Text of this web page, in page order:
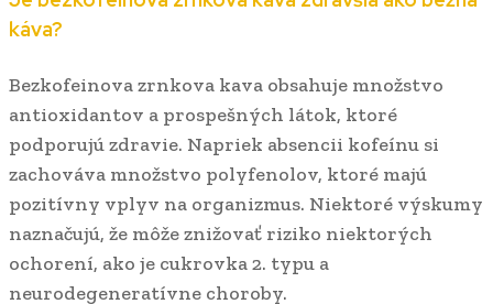
káva?
Bezkofeinova zrnkova kava obsahuje množstvo
antioxidantov a prospešných látok, ktoré
podporujú zdravie. Napriek absencii kofeínu si
zachováva množstvo polyfenolov, ktoré majú
pozitívny vplyv na organizmus. Niektoré výskumy
naznačujú, že môže znižovať riziko niektorých
ochorení, ako je cukrovka 2. typu a
neurodegeneratívne choroby.